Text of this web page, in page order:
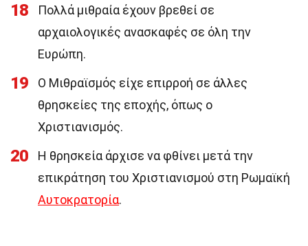
18
Πολλά μιθραία έχουν βρεθεί σε
αρχαιολογικές ανασκαφές σε όλη την
Ευρώπη.
19
Ο Μιθραϊσμός είχε επιρροή σε άλλες
θρησκείες της εποχής, όπως ο
Χριστιανισμός.
20
Η θρησκεία άρχισε να φθίνει μετά την
επικράτηση του Χριστιανισμού στη Ρωμαϊκή
Αυτοκρατορία.